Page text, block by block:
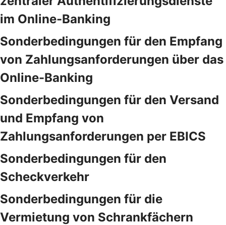
im Online-Banking
Sonderbedingungen für den Empfang
von Zahlungsanforderungen über das
Online-Banking
Sonderbedingungen für den Versand
und Empfang von
Zahlungsanforderungen per EBICS
Sonderbedingungen für den
Scheckverkehr
Sonderbedingungen für die
Vermietung von Schrankfächern